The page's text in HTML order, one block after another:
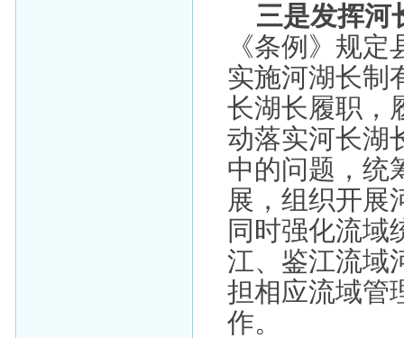
三是发挥河
《条例》规
实施河湖长制
长湖长履职，
动落实河长湖
中的问题，统
展，组织开展
同时强化流域
江、鉴江流域
担相应流域管
作。